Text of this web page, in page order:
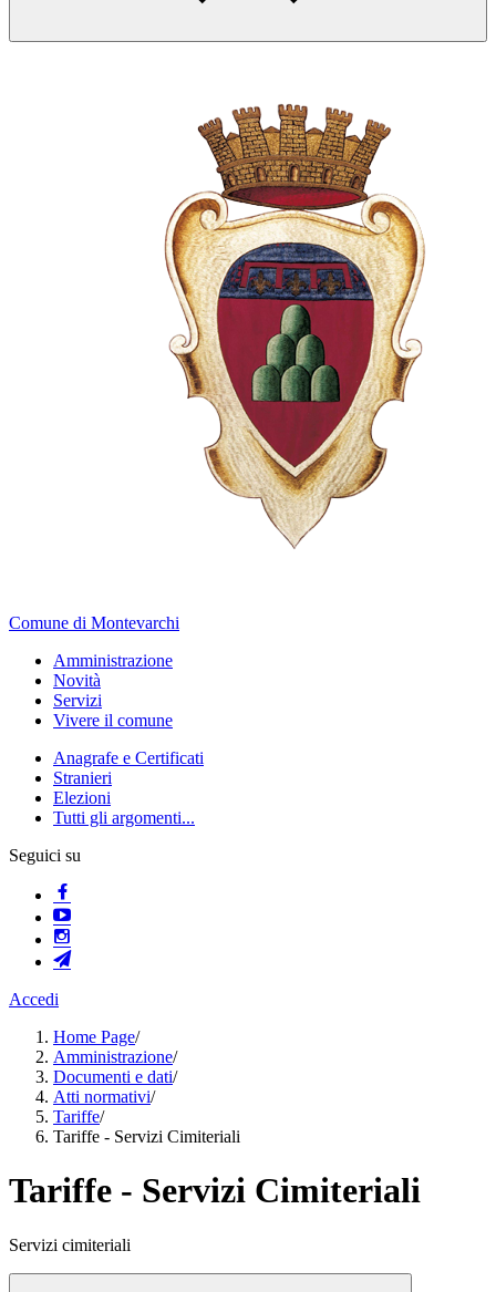
Comune di Montevarchi
Amministrazione
Novità
Servizi
Vivere il comune
Anagrafe e Certificati
Stranieri
Elezioni
Tutti gli argomenti...
Seguici su
Accedi
Home Page/
Amministrazione/
Documenti e dati/
Atti normativi/
Tariffe/
Tariffe - Servizi Cimiteriali
Tariffe - Servizi Cimiteriali
Servizi cimiteriali